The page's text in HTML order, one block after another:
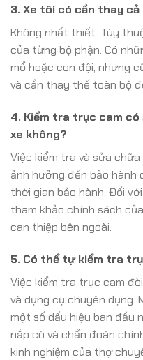
3. Xe tôi có cần thay
Không nhất thiết. Tùy
của từng bộ phận. Có
mổ hoặc con đội, nhưng
và cần thay thế toàn bộ
4. Kiểm tra trục cam có
xe không?
Việc kiểm tra và sửa
ảnh hưởng đến bảo hành
thời gian bảo hành. Đối
tham khảo chính sách
can thiệp bên ngoài.
5. Có thể tự kiểm tra
Việc kiểm tra trục cam
và dụng cụ chuyên dụng.
một số dấu hiệu ban đầu
nắp cò và chẩn đoán
kinh nghiệm của thợ